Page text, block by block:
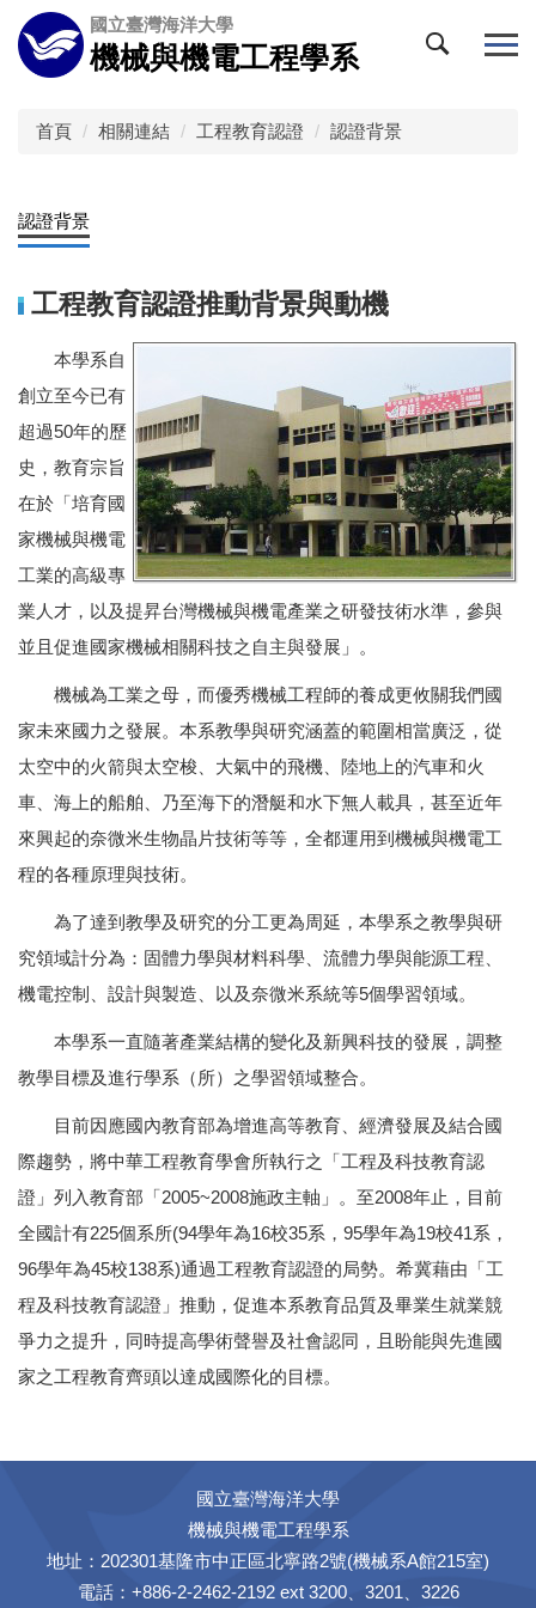
跳
到
主
國立臺灣海洋大學
機械與機電工程學系
首頁 相關連結 工程教育認證 認證背景
認證背景
工程教育認證推動背景與動機
本學系自
創立至今已有
超過50年的歷
史，教育宗旨
在於「培育國
家機械與機電
工業的高級專
業人才，以及提昇台灣機械與機電產業之研發技術水準，參與
並且促進國家機械相關科技之自主與發展」。
機械為工業之母，而優秀機械工程師的養成更攸關我們國
家未來國力之發展。本系教學與研究涵蓋的範圍相當廣泛，從
太空中的火箭與太空梭、大氣中的飛機、陸地上的汽車和火
車、海上的船舶、乃至海下的潛艇和水下無人載具，甚至近年
來興起的奈微米生物晶片技術等等，全都運用到機械與機電工
程的各種原理與技術。
為了達到教學及研究的分工更為周延，本學系之教學與研
究領域計分為：固體力學與材料科學、流體力學與能源工程、
機電控制、設計與製造、以及奈微米系統等5個學習領域。
本學系一直隨著產業結構的變化及新興科技的發展，調整
教學目標及進行學系（所）之學習領域整合。
目前因應國內教育部為增進高等教育、經濟發展及結合國
際趨勢，將中華工程教育學會所執行之「工程及科技教育認
證」列入教育部「2005~2008施政主軸」。至2008年止，目前
全國計有225個系所(94學年為16校35系，95學年為19校41系，
96學年為45校138系)通過工程教育認證的局勢。希冀藉由「工
程及科技教育認證」推動，促進本系教育品質及畢業生就業競
爭力之提升，同時提高學術聲譽及社會認同，且盼能與先進國
家之工程教育齊頭以達成國際化的目標。
國立臺灣海洋大學
機械與機電工程學系
地址：202301基隆市中正區北寧路2號(機械系A館215室)
電話：+886-2-2462-2192 ext 3200、3201、3226